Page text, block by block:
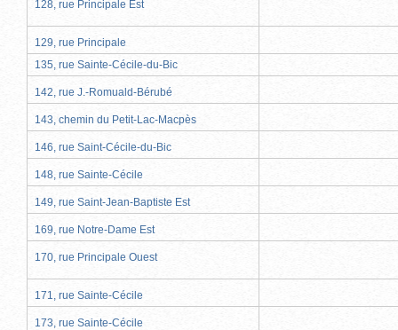
128, rue Principale Est
129, rue Principale
135, rue Sainte-Cécile-du-Bic
142, rue J.-Romuald-Bérubé
143, chemin du Petit-Lac-Macpès
146, rue Saint-Cécile-du-Bic
148, rue Sainte-Cécile
149, rue Saint-Jean-Baptiste Est
169, rue Notre-Dame Est
170, rue Principale Ouest
171, rue Sainte-Cécile
173, rue Sainte-Cécile